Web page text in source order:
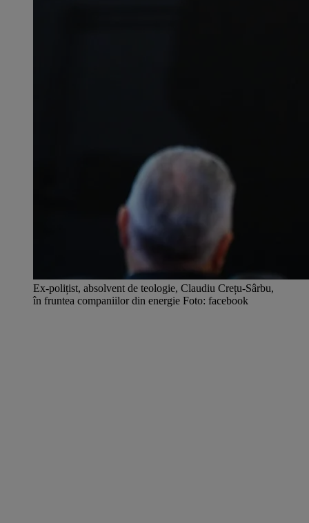
Ex-polițist, absolvent de teologie, Claudiu Crețu-Sârbu,
în fruntea companiilor din energie Foto: facebook